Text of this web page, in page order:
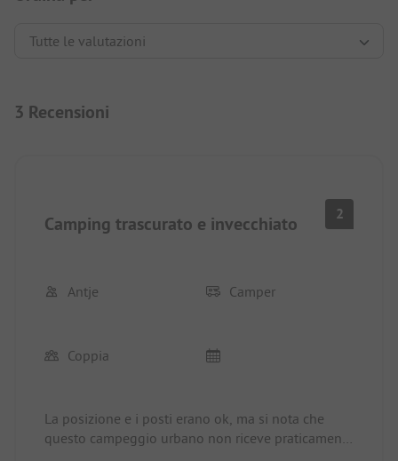
3 Recensioni
Camping trascurato e invecchiato 2
Antje Camper
Coppia
La posizione e i posti erano ok, ma si nota che
questo campeggio urbano non riceve praticamente